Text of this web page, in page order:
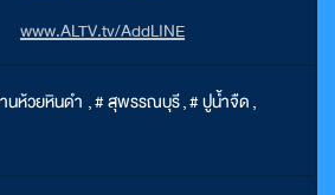
www.ALTV.tv/AddLINE
นห้วยหินดำ ,# สุพรรณบุรี,# ปูน้ำจืด,